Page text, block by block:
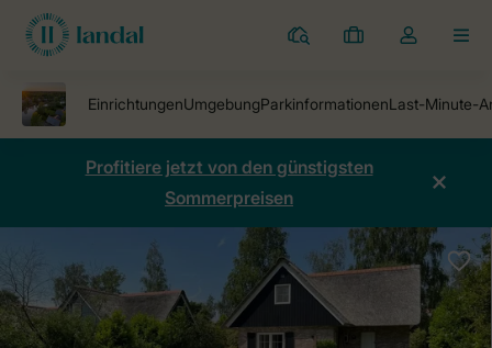
Ferienparks
Meine
Dropdown-
öffnen
Profitiere jetzt von den günstigsten
Sommerpreisen